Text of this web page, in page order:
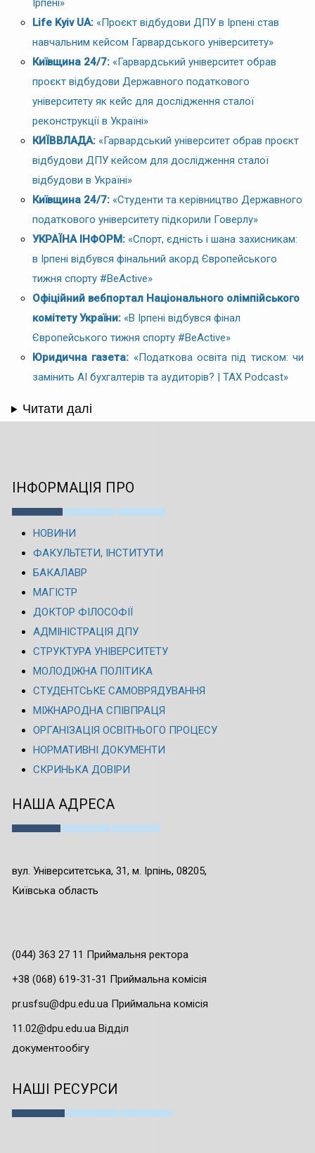
Ірпені»
Life Kyiv UA: «Проєкт відбудови ДПУ в Ірпені став
навчальним кейсом Гарвардського університету»
Київщина 24/7: «Гарвардський університет обрав
проєкт відбудови Державного податкового
університету як кейс для дослідження сталої
реконструкції в Україні»
КИЇВВЛАДА: «Гарвардський університет обрав проєкт
відбудови ДПУ кейсом для дослідження сталої
відбудови в Україні»
Київщина 24/7: «Студенти та керівництво Державного
податкового університету підкорили Говерлу»
УКРАЇНА ІНФОРМ: «Спорт, єдність і шана захисникам:
в Ірпені відбувся фінальний акорд Європейського
тижня спорту #BeActive»
Офіційний вебпортал Національного олімпійського
комітету України: «В Ірпені відбувся фінал
Європейського тижня спорту #BeActive»
Юридична газета: «Податкова освіта під тиском: чи
замінить AI бухгалтерів та аудиторів? | TAX Podcast»
Читати далі
ІНФОРМАЦІЯ ПРО
НОВИНИ
ФАКУЛЬТЕТИ, ІНСТИТУТИ
БАКАЛАВР
МАГІСТР
ДОКТОР ФІЛОСОФІЇ
АДМІНІСТРАЦІЯ ДПУ
СТРУКТУРА УНІВЕРСИТЕТУ
МОЛОДІЖНА ПОЛІТИКА
СТУДЕНТСЬКЕ САМОВРЯДУВАННЯ
МІЖНАРОДНА СПІВПРАЦЯ
ОРГАНІЗАЦІЯ ОСВІТНЬОГО ПРОЦЕСУ
НОРМАТИВНІ ДОКУМЕНТИ
СКРИНЬКА ДОВІРИ
НАША АДРЕСА
вул. Університетська, 31, м. Ірпінь, 08205,
Київська область
(044) 363 27 11 Приймальня ректора
+38 (068) 619-31-31 Приймальна комісія
pr.usfsu@dpu.edu.ua Приймальна комісія
11.02@dpu.edu.ua Відділ
документообігу
НАШІ РЕСУРСИ